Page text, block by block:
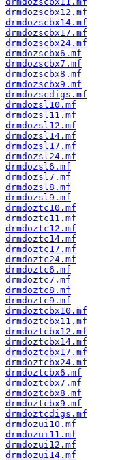
drmdozscbx12.mf
drmdozscbx14.mf
drmdozscbx17.mf
drmdozscbx24.mf
drmdozscbx6.mf
drmdozscbx7.mf
drmdozscbx8.mf
drmdozscbx9.mf
drmdozscdigs.mf
drmdozsl10.mf
drmdozsl11.mf
drmdozsl12.mf
drmdozsl14.mf
drmdozsl17.mf
drmdozsl24.mf
drmdozsl6.mf
drmdozsl7.mf
drmdozsl8.mf
drmdozsl9.mf
drmdoztc10.mf
drmdoztc11.mf
drmdoztc12.mf
drmdoztc14.mf
drmdoztc17.mf
drmdoztc24.mf
drmdoztc6.mf
drmdoztc7.mf
drmdoztc8.mf
drmdoztc9.mf
drmdoztcbx10.mf
drmdoztcbx11.mf
drmdoztcbx12.mf
drmdoztcbx14.mf
drmdoztcbx17.mf
drmdoztcbx24.mf
drmdoztcbx6.mf
drmdoztcbx7.mf
drmdoztcbx8.mf
drmdoztcbx9.mf
drmdoztcdigs.mf
drmdozui10.mf
drmdozui11.mf
drmdozui12.mf
drmdozui14.mf